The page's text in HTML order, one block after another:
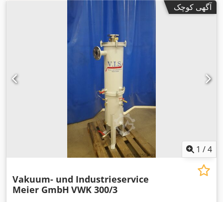
آگهی کوچک
1 /4
Vakuum- und Industrieservice
Meier GmbH VWK 300/3